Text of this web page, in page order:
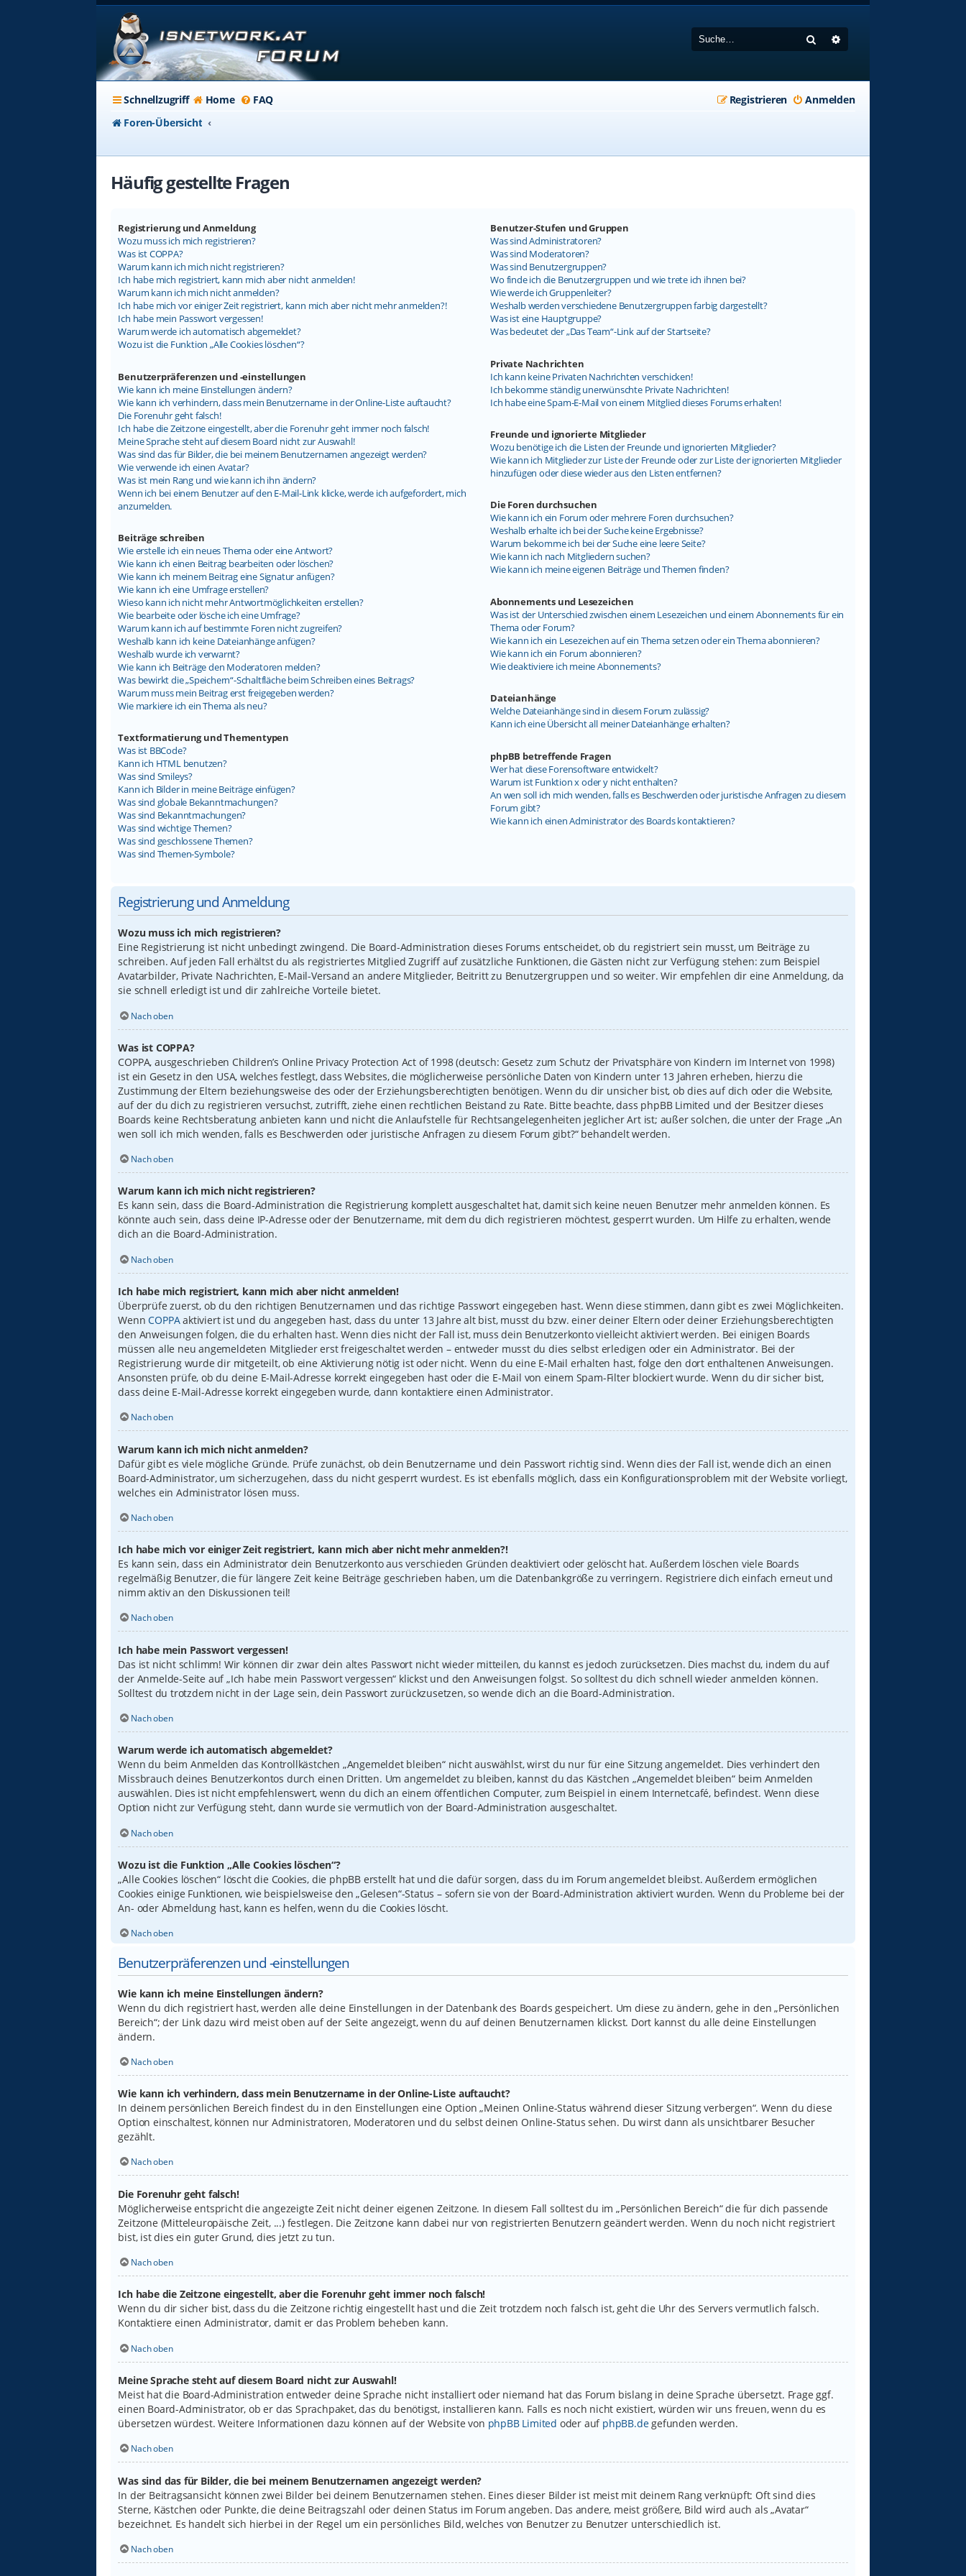
Suche
Schnellzugriff Home FAQ Anmelden
Registrieren
Foren-Übersicht
Häufig gestellte Fragen
Registrierung und Anmeldung
Wozu muss ich mich registrieren?
Was ist COPPA?
Warum kann ich mich nicht registrieren?
Ich habe mich registriert, kann mich aber nicht anmelden!
Warum kann ich mich nicht anmelden?
Ich habe mich vor einiger Zeit registriert, kann mich aber nicht mehr anmelden?!
Ich habe mein Passwort vergessen!
Warum werde ich automatisch abgemeldet?
Wozu ist die Funktion „Alle Cookies löschen“?
Benutzerpräferenzen und -einstellungen
Wie kann ich meine Einstellungen ändern?
Wie kann ich verhindern, dass mein Benutzername in der Online-Liste auftaucht?
Die Forenuhr geht falsch!
Ich habe die Zeitzone eingestellt, aber die Forenuhr geht immer noch falsch!
Meine Sprache steht auf diesem Board nicht zur Auswahl!
Was sind das für Bilder, die bei meinem Benutzernamen angezeigt werden?
Wie verwende ich einen Avatar?
Was ist mein Rang und wie kann ich ihn ändern?
Wenn ich bei einem Benutzer auf den E-Mail-Link klicke, werde ich aufgefordert, mich
anzumelden.
Beiträge schreiben
Wie erstelle ich ein neues Thema oder eine Antwort?
Wie kann ich einen Beitrag bearbeiten oder löschen?
Wie kann ich meinem Beitrag eine Signatur anfügen?
Wie kann ich eine Umfrage erstellen?
Wieso kann ich nicht mehr Antwortmöglichkeiten erstellen?
Wie bearbeite oder lösche ich eine Umfrage?
Warum kann ich auf bestimmte Foren nicht zugreifen?
Weshalb kann ich keine Dateianhänge anfügen?
Weshalb wurde ich verwarnt?
Wie kann ich Beiträge den Moderatoren melden?
Was bewirkt die „Speichern“-Schaltfläche beim Schreiben eines Beitrags?
Warum muss mein Beitrag erst freigegeben werden?
Wie markiere ich ein Thema als neu?
Textformatierung und Thementypen
Was ist BBCode?
Kann ich HTML benutzen?
Was sind Smileys?
Kann ich Bilder in meine Beiträge einfügen?
Was sind globale Bekanntmachungen?
Was sind Bekanntmachungen?
Was sind wichtige Themen?
Was sind geschlossene Themen?
Was sind Themen-Symbole?
Benutzer-Stufen und Gruppen
Was sind Administratoren?
Was sind Moderatoren?
Was sind Benutzergruppen?
Wo finde ich die Benutzergruppen und wie trete ich ihnen bei?
Wie werde ich Gruppenleiter?
Weshalb werden verschiedene Benutzergruppen farbig dargestellt?
Was ist eine Hauptgruppe?
Was bedeutet der „Das Team“-Link auf der Startseite?
Private Nachrichten
Ich kann keine Privaten Nachrichten verschicken!
Ich bekomme ständig unerwünschte Private Nachrichten!
Ich habe eine Spam-E-Mail von einem Mitglied dieses Forums erhalten!
Freunde und ignorierte Mitglieder
Wozu benötige ich die Listen der Freunde und ignorierten Mitglieder?
Wie kann ich Mitglieder zur Liste der Freunde oder zur Liste der ignorierten Mitglieder
hinzufügen oder diese wieder aus den Listen entfernen?
Die Foren durchsuchen
Wie kann ich ein Forum oder mehrere Foren durchsuchen?
Weshalb erhalte ich bei der Suche keine Ergebnisse?
Warum bekomme ich bei der Suche eine leere Seite?
Wie kann ich nach Mitgliedern suchen?
Wie kann ich meine eigenen Beiträge und Themen finden?
Abonnements und Lesezeichen
Was ist der Unterschied zwischen einem Lesezeichen und einem Abonnements für ein
Thema oder Forum?
Wie kann ich ein Lesezeichen auf ein Thema setzen oder ein Thema abonnieren?
Wie kann ich ein Forum abonnieren?
Wie deaktiviere ich meine Abonnements?
Dateianhänge
Welche Dateianhänge sind in diesem Forum zulässig?
Kann ich eine Übersicht all meiner Dateianhänge erhalten?
phpBB betreffende Fragen
Wer hat diese Forensoftware entwickelt?
Warum ist Funktion x oder y nicht enthalten?
An wen soll ich mich wenden, falls es Beschwerden oder juristische Anfragen zu diesem
Forum gibt?
Wie kann ich einen Administrator des Boards kontaktieren?
Registrierung und Anmeldung
Wozu muss ich mich registrieren?
Eine Registrierung ist nicht unbedingt zwingend. Die Board-Administration dieses Forums entscheidet, ob du registriert sein musst, um Beiträge zu
schreiben. Auf jeden Fall erhältst du als registriertes Mitglied Zugriff auf zusätzliche Funktionen, die Gästen nicht zur Verfügung stehen: zum Beispiel
Avatarbilder, Private Nachrichten, E-Mail-Versand an andere Mitglieder, Beitritt zu Benutzergruppen und so weiter. Wir empfehlen dir eine Anmeldung, da
sie schnell erledigt ist und dir zahlreiche Vorteile bietet.
Nach oben
Was ist COPPA?
COPPA, ausgeschrieben Children’s Online Privacy Protection Act of 1998 (deutsch: Gesetz zum Schutz der Privatsphäre von Kindern im Internet von 1998)
ist ein Gesetz in den USA, welches festlegt, dass Websites, die möglicherweise persönliche Daten von Kindern unter 13 Jahren erheben, hierzu die
Zustimmung der Eltern beziehungsweise des oder der Erziehungsberechtigten benötigen. Wenn du dir unsicher bist, ob dies auf dich oder die Website,
auf der du dich zu registrieren versuchst, zutrifft, ziehe einen rechtlichen Beistand zu Rate. Bitte beachte, dass phpBB Limited und der Besitzer dieses
Boards keine Rechtsberatung anbieten kann und nicht die Anlaufstelle für Rechtsangelegenheiten jeglicher Art ist; außer solchen, die unter der Frage „An
wen soll ich mich wenden, falls es Beschwerden oder juristische Anfragen zu diesem Forum gibt?“ behandelt werden.
Nach oben
Warum kann ich mich nicht registrieren?
Es kann sein, dass die Board-Administration die Registrierung komplett ausgeschaltet hat, damit sich keine neuen Benutzer mehr anmelden können. Es
könnte auch sein, dass deine IP-Adresse oder der Benutzername, mit dem du dich registrieren möchtest, gesperrt wurden. Um Hilfe zu erhalten, wende
dich an die Board-Administration.
Nach oben
Ich habe mich registriert, kann mich aber nicht anmelden!
Überprüfe zuerst, ob du den richtigen Benutzernamen und das richtige Passwort eingegeben hast. Wenn diese stimmen, dann gibt es zwei Möglichkeiten.
WennCOPPAaktiviert ist und du angegeben hast, dass du unter 13 Jahre alt bist, musst du bzw. einer deiner Eltern oder deiner Erziehungsberechtigten
den Anweisungen folgen, die du erhalten hast. Wenn dies nicht der Fall ist, muss dein Benutzerkonto vielleicht aktiviert werden. Bei einigen Boards
müssen alle neu angemeldeten Mitglieder erst freigeschaltet werden – entweder musst du dies selbst erledigen oder ein Administrator. Bei der
Registrierung wurde dir mitgeteilt, ob eine Aktivierung nötig ist oder nicht. Wenn du eine E-Mail erhalten hast, folge den dort enthaltenen Anweisungen.
Ansonsten prüfe, ob du deine E-Mail-Adresse korrekt eingegeben hast oder die E-Mail von einem Spam-Filter blockiert wurde. Wenn du dir sicher bist,
dass deine E-Mail-Adresse korrekt eingegeben wurde, dann kontaktiere einen Administrator.
Nach oben
Warum kann ich mich nicht anmelden?
Dafür gibt es viele mögliche Gründe. Prüfe zunächst, ob dein Benutzername und dein Passwort richtig sind. Wenn dies der Fall ist, wende dich an einen
Board-Administrator, um sicherzugehen, dass du nicht gesperrt wurdest. Es ist ebenfalls möglich, dass ein Konfigurationsproblem mit der Website vorliegt,
welches ein Administrator lösen muss.
Nach oben
Ich habe mich vor einiger Zeit registriert, kann mich aber nicht mehr anmelden?!
Es kann sein, dass ein Administrator dein Benutzerkonto aus verschieden Gründen deaktiviert oder gelöscht hat. Außerdem löschen viele Boards
regelmäßig Benutzer, die für längere Zeit keine Beiträge geschrieben haben, um die Datenbankgröße zu verringern. Registriere dich einfach erneut und
nimm aktiv an den Diskussionen teil!
Nach oben
Ich habe mein Passwort vergessen!
Das ist nicht schlimm! Wir können dir zwar dein altes Passwort nicht wieder mitteilen, du kannst es jedoch zurücksetzen. Dies machst du, indem du auf
der Anmelde-Seite auf „Ich habe mein Passwort vergessen“ klickst und den Anweisungen folgst. So solltest du dich schnell wieder anmelden können.
Solltest du trotzdem nicht in der Lage sein, dein Passwort zurückzusetzen, so wende dich an die Board-Administration.
Nach oben
Warum werde ich automatisch abgemeldet?
Wenn du beim Anmelden das Kontrollkästchen „Angemeldet bleiben“ nicht auswählst, wirst du nur für eine Sitzung angemeldet. Dies verhindert den
Missbrauch deines Benutzerkontos durch einen Dritten. Um angemeldet zu bleiben, kannst du das Kästchen „Angemeldet bleiben“ beim Anmelden
auswählen. Dies ist nicht empfehlenswert, wenn du dich an einem öffentlichen Computer, zum Beispiel in einem Internetcafé, befindest. Wenn diese
Option nicht zur Verfügung steht, dann wurde sie vermutlich von der Board-Administration ausgeschaltet.
Nach oben
Wozu ist die Funktion „Alle Cookies löschen“?
„Alle Cookies löschen“ löscht die Cookies, die phpBB erstellt hat und die dafür sorgen, dass du im Forum angemeldet bleibst. Außerdem ermöglichen
Cookies einige Funktionen, wie beispielsweise den „Gelesen“-Status – sofern sie von der Board-Administration aktiviert wurden. Wenn du Probleme bei der
An- oder Abmeldung hast, kann es helfen, wenn du die Cookies löscht.
Nach oben
Benutzerpräferenzen und -einstellungen
Wie kann ich meine Einstellungen ändern?
Wenn du dich registriert hast, werden alle deine Einstellungen in der Datenbank des Boards gespeichert. Um diese zu ändern, gehe in den „Persönlichen
Bereich“; der Link dazu wird meist oben auf der Seite angezeigt, wenn du auf deinen Benutzernamen klickst. Dort kannst du alle deine Einstellungen
ändern.
Nach oben
Wie kann ich verhindern, dass mein Benutzername in der Online-Liste auftaucht?
In deinem persönlichen Bereich findest du in den Einstellungen eine Option „Meinen Online-Status während dieser Sitzung verbergen“. Wenn du diese
Option einschaltest, können nur Administratoren, Moderatoren und du selbst deinen Online-Status sehen. Du wirst dann als unsichtbarer Besucher
gezählt.
Nach oben
Die Forenuhr geht falsch!
Möglicherweise entspricht die angezeigte Zeit nicht deiner eigenen Zeitzone. In diesem Fall solltest du im „Persönlichen Bereich“ die für dich passende
Zeitzone (Mitteleuropäische Zeit, ...) festlegen. Die Zeitzone kann dabei nur von registrierten Benutzern geändert werden. Wenn du noch nicht registriert
bist, ist dies ein guter Grund, dies jetzt zu tun.
Nach oben
Ich habe die Zeitzone eingestellt, aber die Forenuhr geht immer noch falsch!
Wenn du dir sicher bist, dass du die Zeitzone richtig eingestellt hast und die Zeit trotzdem noch falsch ist, geht die Uhr des Servers vermutlich falsch.
Kontaktiere einen Administrator, damit er das Problem beheben kann.
Nach oben
Meine Sprache steht auf diesem Board nicht zur Auswahl!
Meist hat die Board-Administration entweder deine Sprache nicht installiert oder niemand hat das Forum bislang in deine Sprache übersetzt. Frage ggf.
einen Board-Administrator, ob er das Sprachpaket, das du benötigst, installieren kann. Falls es noch nicht existiert, würden wir uns freuen, wenn du es
übersetzen würdest. Weitere Informationen dazu können auf der Website von phpBB Limited oder auf phpBB.degefunden werden.
Nach oben
Was sind das für Bilder, die bei meinem Benutzernamen angezeigt werden?
In der Beitragsansicht können zwei Bilder bei deinem Benutzernamen stehen. Eines dieser Bilder ist meist mit deinem Rang verknüpft: Oft sind dies
Sterne, Kästchen oder Punkte, die deine Beitragszahl oder deinen Status im Forum angeben. Das andere, meist größere, Bild wird auch als „Avatar“
bezeichnet. Es handelt sich hierbei in der Regel um ein persönliches Bild, welches von Benutzer zu Benutzer unterschiedlich ist.
Nach oben